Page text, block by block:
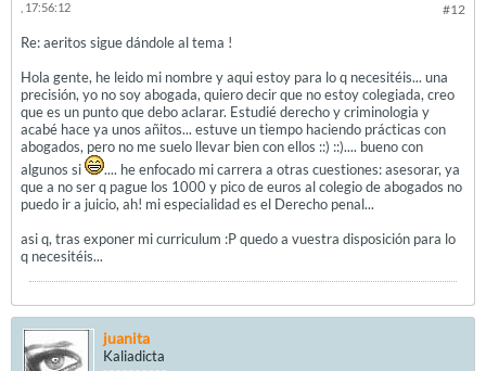
#12
, 17:56:12
Re: aeritos sigue dándole al tema !
Hola gente, he leido mi nombre y aqui estoy para lo q necesitéis... una
precisión, yo no soy abogada, quiero decir que no estoy colegiada, creo
que es un punto que debo aclarar. Estudié derecho y criminologia y
acabé hace ya unos añitos... estuve un tiempo haciendo prácticas con
abogados, pero no me suelo llevar bien con ellos ::) ::).... bueno con
algunos si
.... he enfocado mi carrera a otras cuestiones: asesorar, ya
que a no ser q pague los 1000 y pico de euros al colegio de abogados no
puedo ir a juicio, ah! mi especialidad es el Derecho penal...
asi q, tras exponer mi curriculum :P quedo a vuestra disposición para lo
q necesitéis...
juanita
Kaliadicta